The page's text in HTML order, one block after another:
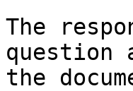
The
question
the